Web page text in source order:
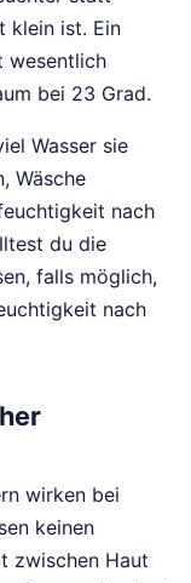
klein ist. Ein
wesentlich
bei 23 Grad.
Wasser sie
Wäsche
nach
du die
falls möglich,
nach
wirken bei
keinen
zwischen Haut